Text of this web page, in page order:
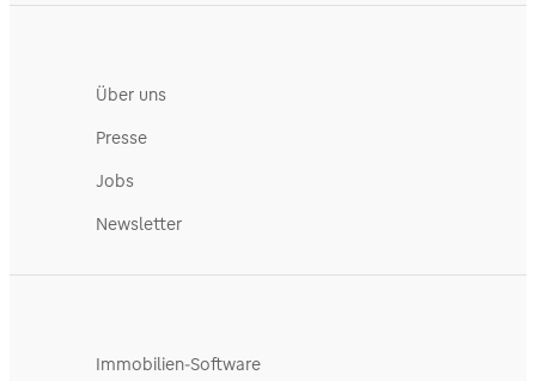
Über uns
Presse
Jobs
Newsletter
Immobilien-Software